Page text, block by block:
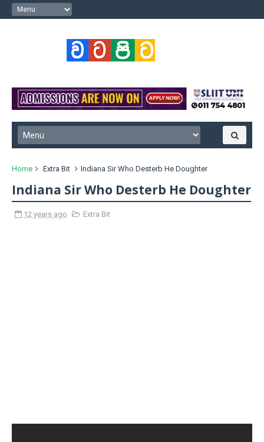
Home Extra Bit Indiana Sir Who Desterb He Doughter
Indiana Sir Who Desterb He Doughter
12 years ago Extra Bit